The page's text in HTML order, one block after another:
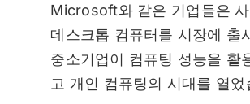
Microsoft와 같은 기업들은
데스크톱 컴퓨터를 시장에 출
중소기업이 컴퓨팅 성능을 활
고 개인 컴퓨팅의 시대를 열었